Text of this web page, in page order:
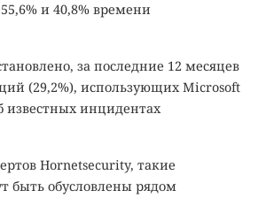
и 40,8% времени
за последние 12 месяцев
(29,2%), использующих Microsoft
известных инцидентах
Hornetsecurity, такие
быть обусловлены рядом